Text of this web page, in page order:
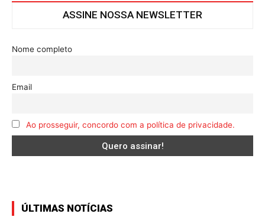
ASSINE NOSSA NEWSLETTER
Nome completo
Email
Ao prosseguir, concordo com a política de privacidade.
ÚLTIMAS NOTÍCIAS